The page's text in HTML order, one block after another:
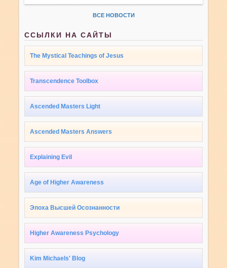
ВСЕ НОВОСТИ
ССЫЛКИ НА САЙТЫ
The Mystical Teachings of Jesus
Transcendence Toolbox
Ascended Masters Light
Ascended Masters Answers
Explaining Evil
Age of Higher Awareness
Эпоха Высшей Осознанности
Higher Awareness Psychology
Kim Michaels' Blog